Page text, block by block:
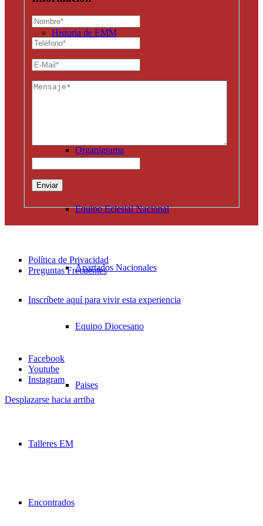
Historia de EMM
Organización
Organigrama
Equipo Eclesial Nacional
Apartados Nacionales
Equipo Diocesano
Paises
Talleres EM
Encontrados
Política de Privacidad
Preguntas Frecuentes
Inscríbete aquí para vivir esta experiencia
Facebook
Youtube
Instagram
Desplazarse hacia arriba